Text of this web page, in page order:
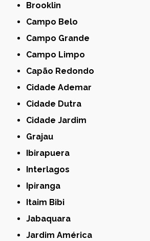
Brooklin
Campo Belo
Campo Grande
Campo Limpo
Capão Redondo
Cidade Ademar
Cidade Dutra
Cidade Jardim
Grajau
Ibirapuera
Interlagos
Ipiranga
Itaim Bibi
Jabaquara
Jardim América